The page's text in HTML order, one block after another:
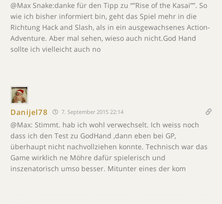
@Max Snake:danke für den Tipp zu “”Rise of the Kasai””. So
wie ich bisher informiert bin, geht das Spiel mehr in die
Richtung Hack and Slash, als in ein ausgewachsenes Action-
Adventure. Aber mal sehen, wieso auch nicht.God Hand
sollte ich vielleicht auch no
Danijel78 7. September 2015 22:14
@Max: Stimmt. hab ich wohl verwechselt. Ich weiss noch
dass ich den Test zu GodHand ,dann eben bei GP,
überhaupt nicht nachvollziehen konnte. Technisch war das
Game wirklich ne Möhre dafür spielerisch und
inszenatorisch umso besser. Mitunter eines der kom